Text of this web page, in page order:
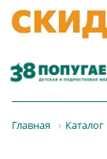
Главная Каталог